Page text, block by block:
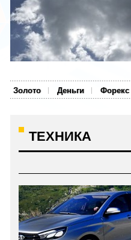
Золото Деньги Форекс
ТЕХНИКА